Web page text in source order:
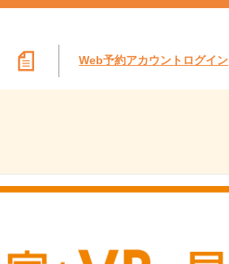
Web予約アカウントログイン